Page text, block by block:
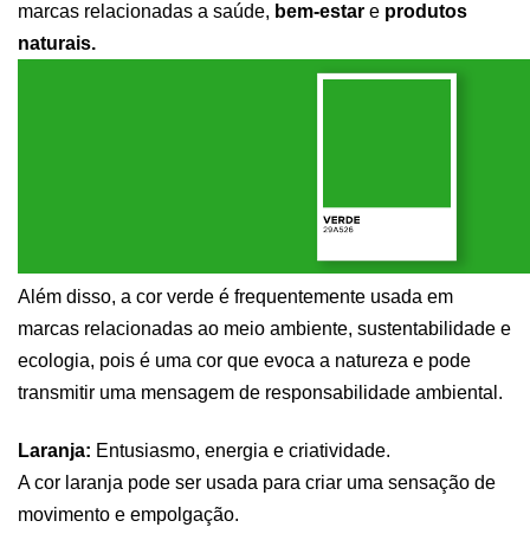
marcas relacionadas a saúde, bem-estar e produtos
naturais.
Além disso, a cor verde é frequentemente usada em
marcas relacionadas ao meio ambiente, sustentabilidade e
ecologia, pois é uma cor que evoca a natureza e pode
transmitir uma mensagem de responsabilidade ambiental.
Laranja: Entusiasmo, energia e criatividade.
A cor laranja pode ser usada para criar uma sensação de
movimento e empolgação.